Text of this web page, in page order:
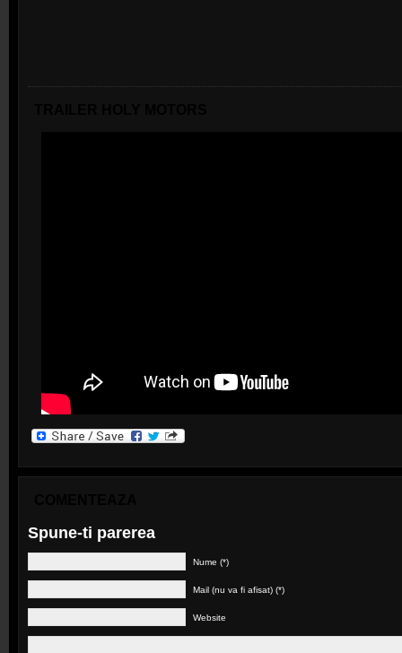
Spune-ti parerea
Nume (*)
Mail (nu va fi afisat) (*)
Website